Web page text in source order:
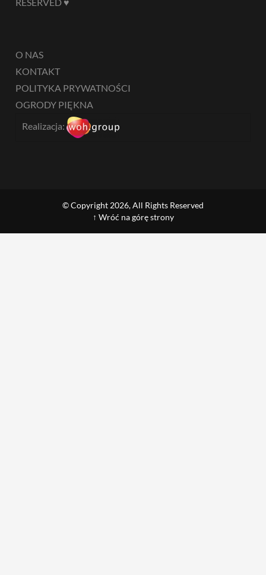
O NAS
KONTAKT
POLITYKA PRYWATNOŚCI
OGRODY PIĘKNA
Realizacja:
© Copyright 2026, All Rights Reserved
↑ Wróć na górę strony